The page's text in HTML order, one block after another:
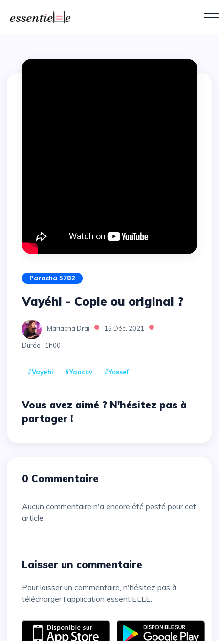
Paracha 5782
Vayéhi - Copie ou original ?
Mariacha Drai 16 Déc. 2021
Durée : 1h00
#Vayehi #Yaacov #Yossef
Vous avez aimé ? N'hésitez pas à
partager !
0 Commentaire
Aucun commentaire n'a encore été posté pour cet
article.
Laisser un commentaire
Pour laisser un commentaire, n'hésitez pas à
télécharger l'application essentiELLE.